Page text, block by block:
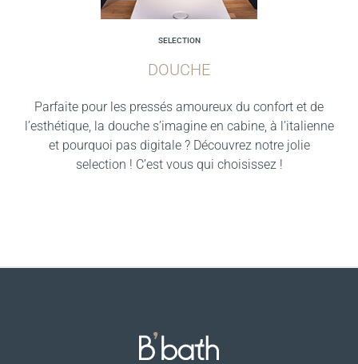
SELECTION
DOUCHE
Parfaite pour les pressés amoureux du confort et de
l’esthétique, la douche s’imagine en cabine, à l’italienne
et pourquoi pas digitale ? Découvrez notre jolie
selection ! C’est vous qui choisissez !